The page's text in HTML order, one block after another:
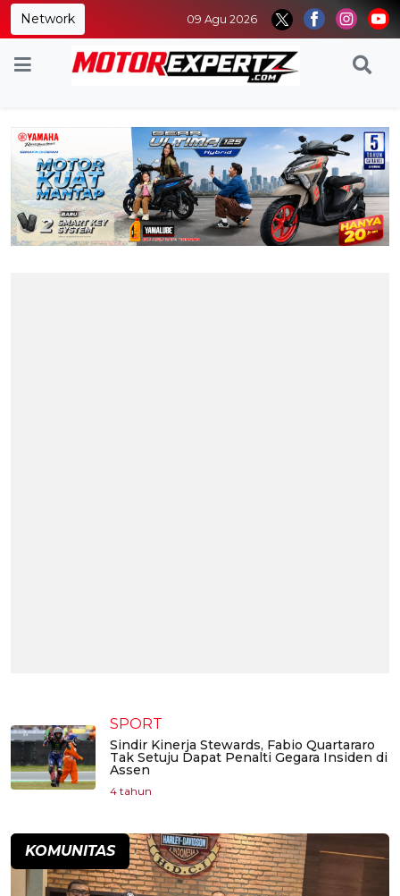
Network 09 Agu 2026
SPORT
Sindir Kinerja Stewards, Fabio Quartararo
Tak Setuju Dapat Penalti Gegara Insiden di
Assen
4 tahun
KOMUNITAS